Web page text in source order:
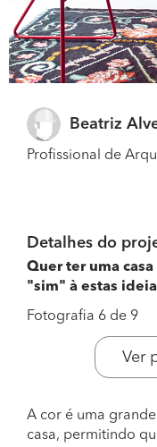
Beatriz
Profissional de
Detalhes do
Quer ter uma
"sim" à estas
Fotografia 6 de 9
Ver
A cor é uma
casa, permitindo